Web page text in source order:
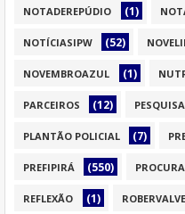
NOTADEREPÚDIO (1)
NOTÍCIASIPW (52)
NOVEMBROAZUL (1)
PARCEIROS (12) PESQUISA
PLANTÃO POLICIAL (7)
PREFIPIRÁ (550)
REFLEXÃO (1)